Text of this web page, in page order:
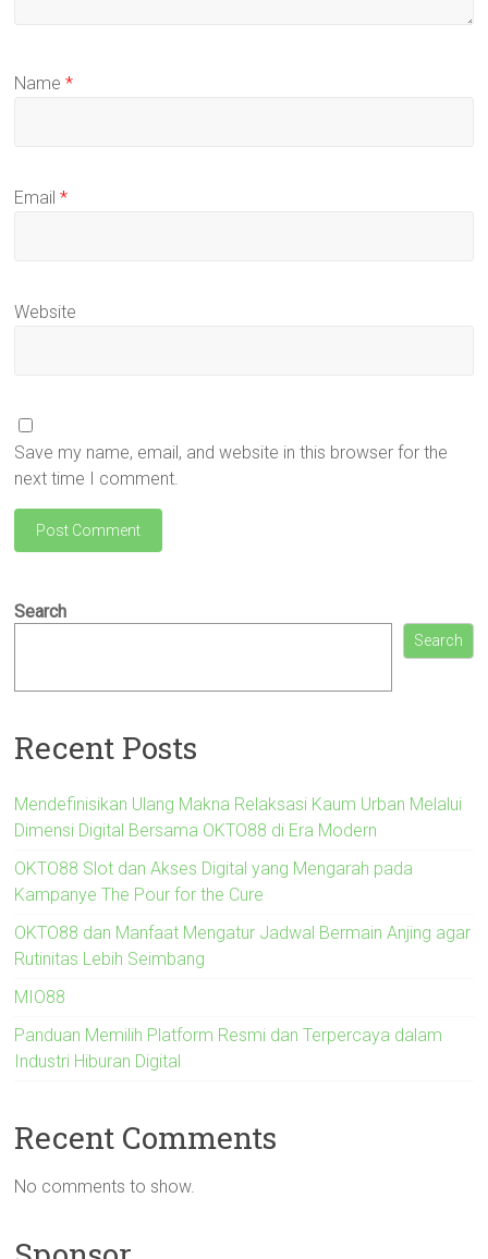
Name*
Email*
Website
Save my name, email, and website in this browser for the
next time I comment.
Search
Search
Recent Posts
Mendefinisikan Ulang Makna Relaksasi Kaum Urban Melalui
Dimensi Digital Bersama OKTO88 di Era Modern
OKTO88 Slot dan Akses Digital yang Mengarah pada
Kampanye The Pour for the Cure
OKTO88 dan Manfaat Mengatur Jadwal Bermain Anjing agar
Rutinitas Lebih Seimbang
MIO88
Panduan Memilih Platform Resmi dan Terpercaya dalam
Industri Hiburan Digital
Recent Comments
No comments to show.